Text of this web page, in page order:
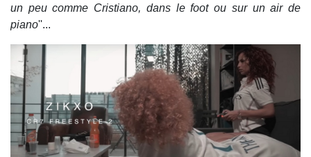
un peu comme Cristiano, dans le foot ou sur un air de
piano''...